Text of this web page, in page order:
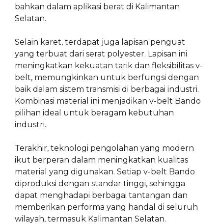
bahkan dalam aplikasi berat di Kalimantan
Selatan.
Selain karet, terdapat juga lapisan penguat
yang terbuat dari serat polyester. Lapisan ini
meningkatkan kekuatan tarik dan fleksibilitas v-
belt, memungkinkan untuk berfungsi dengan
baik dalam sistem transmisi di berbagai industri.
Kombinasi material ini menjadikan v-belt Bando
pilihan ideal untuk beragam kebutuhan
industri.
Terakhir, teknologi pengolahan yang modern
ikut berperan dalam meningkatkan kualitas
material yang digunakan. Setiap v-belt Bando
diproduksi dengan standar tinggi, sehingga
dapat menghadapi berbagai tantangan dan
memberikan performa yang handal di seluruh
wilayah, termasuk Kalimantan Selatan.